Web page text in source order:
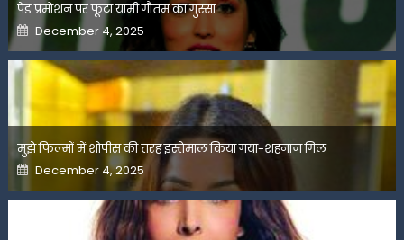
पेड प्रमोशन पर फूटा यामी गौतम का गुस्सा
Posted
on
December 4, 2025
मुझे फिल्मों में शोपीस की तरह इस्तेमाल किया गया-शहनाज गिल
Posted
on
December 4, 2025